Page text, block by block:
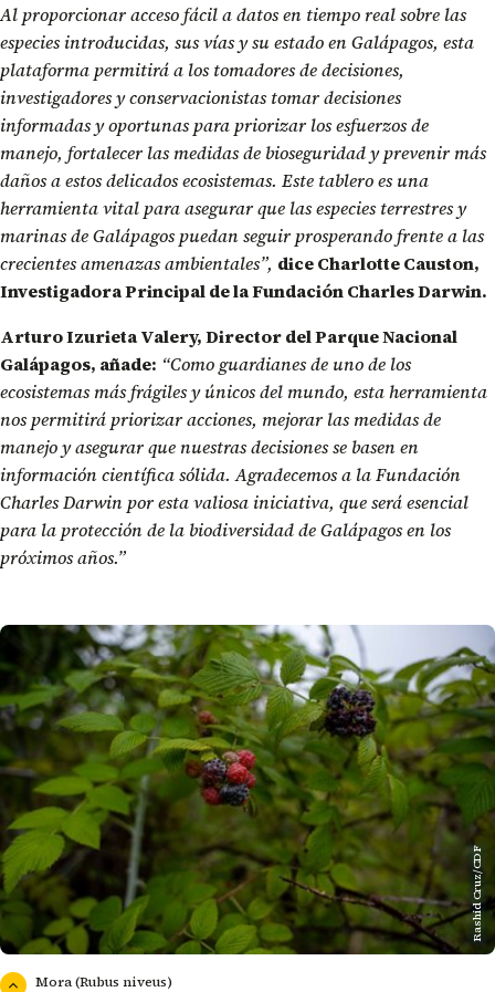
Al proporcionar acceso fácil a datos en tiempo real sobre las
especies introducidas, sus vías y su estado en Galápagos, esta
plataforma permitirá a los tomadores de decisiones,
investigadores y conservacionistas tomar decisiones
informadas y oportunas para priorizar los esfuerzos de
manejo, fortalecer las medidas de bioseguridad y prevenir más
daños a estos delicados ecosistemas. Este tablero es una
herramienta vital para asegurar que las especies terrestres y
marinas de Galápagos puedan seguir prosperando frente a las
crecientes amenazas ambientales”, dice Charlotte Causton,
Investigadora Principal de la Fundación Charles Darwin.
Arturo Izurieta Valery, Director del Parque Nacional
Galápagos, añade: “Como guardianes de uno de los
ecosistemas más frágiles y únicos del mundo, esta herramienta
nos permitirá priorizar acciones, mejorar las medidas de
manejo y asegurar que nuestras decisiones se basen en
información científica sólida. Agradecemos a la Fundación
Charles Darwin por esta valiosa iniciativa, que será esencial
para la protección de la biodiversidad de Galápagos en los
próximos años.”
Rashid Cruz/CDF
Mora (Rubus niveus)